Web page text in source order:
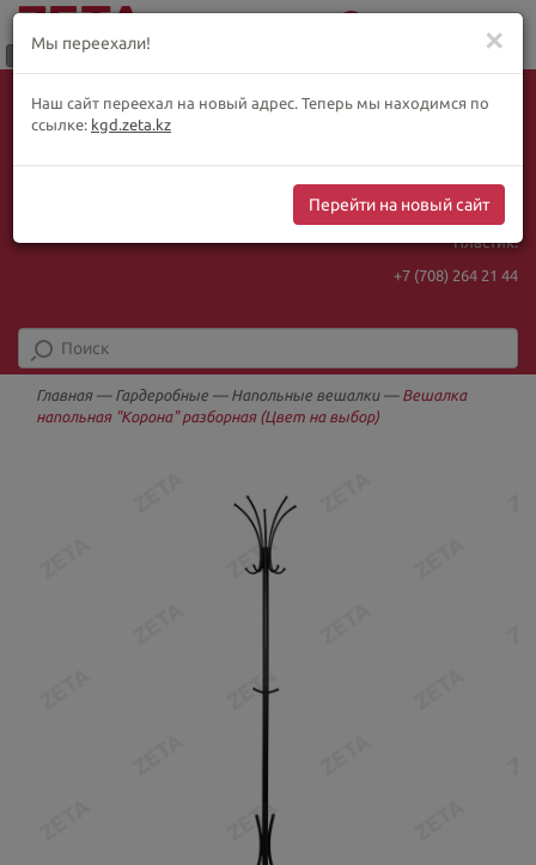
Меню
ҚАЗ
РУС
ENG
+ видеотрансляции:
Интернет-магазин:
+7 (708) 925 56
Пластик:
+7 (708) 264 21 44
Главная — Гардеробные — Напольные вешалки— Вешалка
напольная "Корона" разборная (Цвет на выбор)
✕
Мы переехали!
Наш сайт переехал на новый адрес. Теперь мы находимся по
ссылке: kgd.zeta.kz
Перейти на новый сайт